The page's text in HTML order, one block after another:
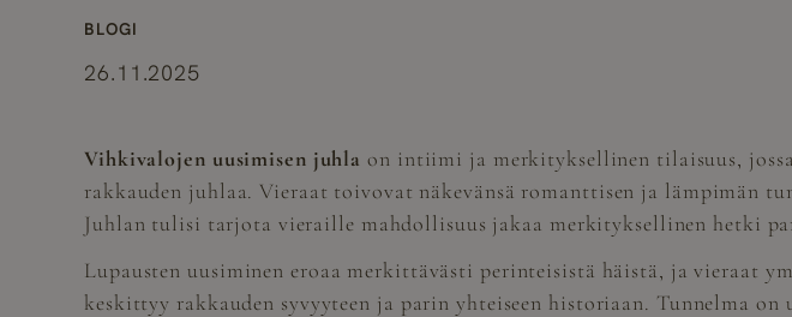
BLOGI
26.11.2025
Vihkivalojen uusimisen juhla on intiimi ja merkityksellinen tilaisuus,
rakkauden juhlaa. Vieraat toivovat näkevänsä romanttisen ja lämpimän
Juhlan tulisi tarjota vieraille mahdollisuus jakaa merkityksellinen hetki
Lupausten uusiminen eroaa merkittävästi perinteisistä häistä, ja vieraat
keskittyy rakkauden syvyyteen ja parin yhteiseen historiaan. Tunnelma